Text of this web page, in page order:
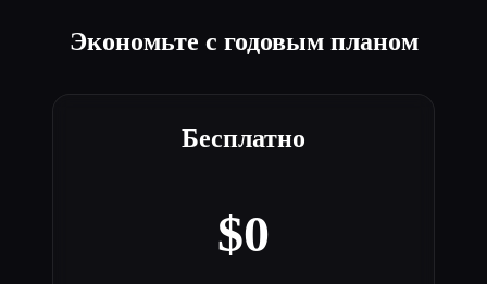
Экономьте с годовым планом
Бесплатно
$0